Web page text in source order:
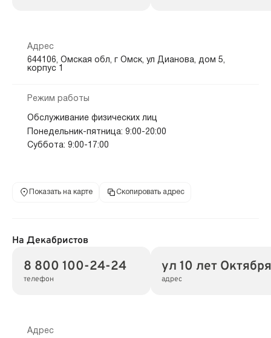
Адрес
644106, Омская обл, г Омск, ул Дианова, дом 5,
корпус 1
Режим работы
Обслуживание физических лиц
Понедельник-пятница: 9:00-20:00
Суббота: 9:00-17:00
Показать на карте Скопировать адрес
На Декабристов
8 800 100-24-24
телефон
ул 10 лет
адрес
Адрес